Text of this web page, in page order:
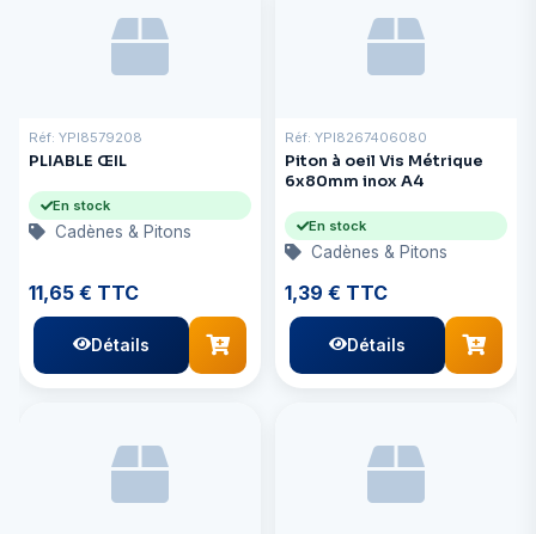
Réf: YPI8579208
PLIABLE ŒIL
En stock
Cadènes & Pitons
11,65 € TTC
Détails
Réf: YPI8267406080
Piton à oeil Vis Métrique
6x80mm inox A4
En stock
Cadènes & Pitons
1,39 € TTC
Détails